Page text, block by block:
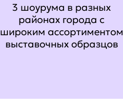
3 шоурума в разных
районах города с
широким ассортиментом
выставочных образцов